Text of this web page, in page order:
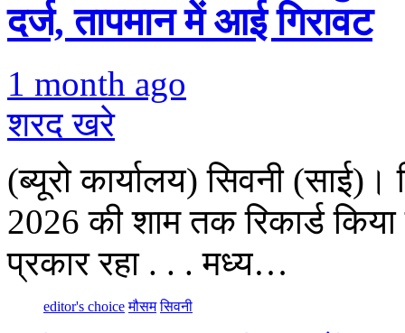
दर्ज, तापमान में आई गिरावट
1 month ago
शरद खरे
(ब्यूरो कार्यालय) सिवनी
2026 की शाम तक रिकार्ड
प्रकार रहा . . . मध्य…
editor's choice मौसम सिवनी